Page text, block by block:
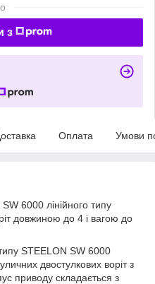
з
Оплата Умови
6000 лінійного типу
довжиною до 4 і вагою до
STEELON SW 6000
двостулкових воріт з
приводу складається з